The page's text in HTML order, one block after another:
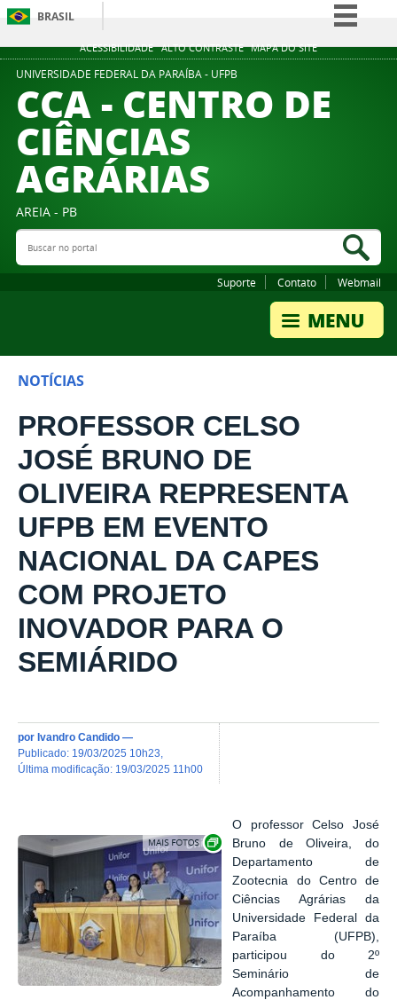
ACESSIBILIDADE ALTO CONTRASTE MAPA DO SITE
BRASIL
Simplifique!
Participe
UNIVERSIDADE FEDERAL DA PARAÍBA - UFPB
CCA - CENTRO DE
CIÊNCIAS
AGRÁRIAS
AREIA - PB
Buscar no portal
Suporte Contato Webmail
NOTÍCIAS
PROFESSOR CELSO
JOSÉ BRUNO DE
OLIVEIRA REPRESENTA
UFPB EM EVENTO
NACIONAL DA CAPES
COM PROJETO
INOVADOR PARA O
SEMIÁRIDO
por Ivandro Candido —
publicado: 19/03/2025 10h23
última modificação: 19/03/2025 11h00
Exibir carrossel de imagens
O professor Celso José
Bruno de Oliveira, do
Departamento de
Zootecnia do Centro de
Ciências Agrárias da
Universidade Federal da
Paraíba (UFPB),
participou do 2º
Seminário de
Acompanhamento do